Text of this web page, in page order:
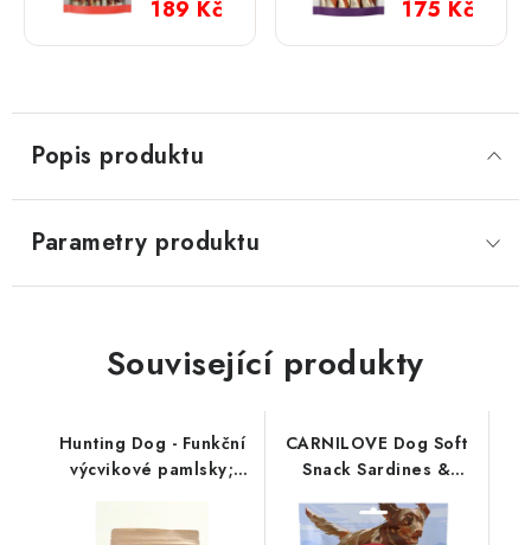
200 g
189 Kč
200 g
175 Kč
Popis produktu
Parametry produktu
Související produkty
Hunting Dog - Funkční
výcvikové pamlsky;
CARNILOVE Dog Soft
Snack Sardines &